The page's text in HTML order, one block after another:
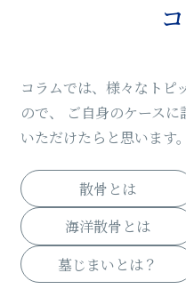
コラムでは、様々なトピ
ので、
ご自身のケース
いただけたらと思います。
散骨とは
海洋散骨とは
墓じまいとは？